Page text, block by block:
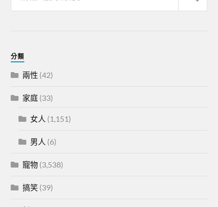
分類
兩性 (42)
家庭 (33)
女人 (1,151)
男人 (6)
寵物 (3,538)
搞笑 (39)